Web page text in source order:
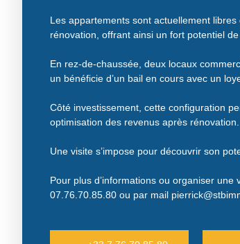
Les appartements sont actuellement
rénovation, offrant ainsi un fort potentiel
En rez-de-chaussée, deux locaux
un bénéficie d’un bail en cours avec un
Côté investissement, cette configuration
optimisation des revenus après rénovation.
Une visite s’impose pour découvrir son
Pour plus d’informations ou organiser
07.76.70.85.80 ou par mail